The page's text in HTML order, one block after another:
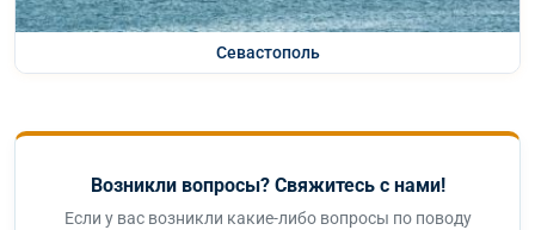
Севастополь
Возникли вопросы? Свяжитесь с нами!
Если у вас возникли какие-либо вопросы по поводу